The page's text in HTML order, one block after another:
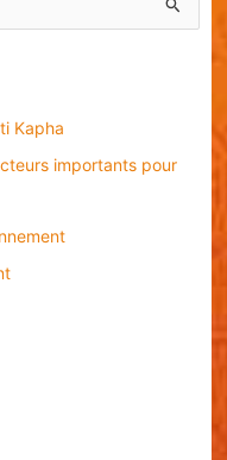
Kapha
importants pour